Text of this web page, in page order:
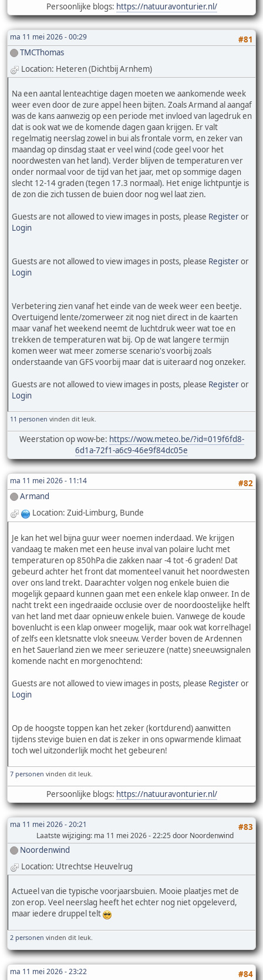
Persoonlijke blogs: https://natuuravonturier.nl/
ma 11 mei 2026 - 00:29
#81
TMCThomas
Location: Heteren (Dichtbij Arnhem)
Na een aantal lenteachtige dagen moeten we aankomende week
weer even door de zure appel heen bijten. Zoals Armand al aangaf
was de kans aanwezig op een periode met invloed van lagedruk en
dat is ook wat we de komende dagen gaan krijgen. Er valt
regelmatig neerslag zowel in bui als frontale vorm, en zeker van
maandag op dinsdag staat er veel wind (code geel voor het
noordwesten van het land). Verder blijven de temperaturen ver
onder normaal voor de tijd van het jaar, met op sommige dagen
slecht 12-14 graden (tegen 17.3 normaal). Het enige lichtpuntje is
de zon die zich tussen de buien door nog wel laat zien.
Guests are not allowed to view images in posts, please Registeror
Login
Guests are not allowed to view images in posts, please Registeror
Login
Verbetering zien vanaf het einde van de week weer een beetje.
Overtuigend lente/zomerweer zit nog niet direct in de kaarten
maar vanaf het weekend neemt de luchtdruk weer wat toe en
trekken de temperaturen wat bij. Op de wat langere termijn
komen weer wat meer zomerse scenario's voorbij zoals
onderstaande van GFS voorbij maar dat is uiteraard nog onzeker.
Guests are not allowed to view images in posts, please Registeror
Login
11 personen vinden dit leuk.
Weerstation op wow-be: https://wow.meteo.be/?id=019f6fd8-
6d1a-72f1-a6c9-46e9f84dc05e
ma 11 mei 2026 - 11:14
#82
Armand
Location: Zuid-Limburg, Bunde
Je kan het wel bijna guur weer noemen inderdaad. We krijgen
vandaag te maken met een heuse inval van polaire lucht met
temperaturen op 850hPa die zakken naar -4 tot -6 graden! Dat
gebeurd achter het front dat momenteel vanuit het noordwesten
over ons land trekt. Daarachter volgen nog enkele buien die
mogelijk gepaard kunnen gaan met een enkele klap onweer. In de
nacht trekt een ingedraaide occlusie over de noordoostelijke helft
van het land met daar opnieuw enkele buien. Vanwege de koude
bovenlucht is een klap onweer mogelijk, maar ook wat korrelhagel
of zelfs een kletsnatte vlok sneeuw. Verder boven de Ardennen
en het Sauerland zien we meer serieuzere (natte) sneeuwsignalen
komende nacht en morgenochtend:
Guests are not allowed to view images in posts, please Registeror
Login
Op de hoogste toppen kan het zeker (kortdurend) aanwitten
tijdens stevige buien en dat is zeker in ons opwarmende klimaat
toch wel uitzonderlijk mocht het gebeuren!
7 personen vinden dit leuk.
Persoonlijke blogs: https://natuuravonturier.nl/
ma 11 mei 2026 - 20:21 #83
Laatste wijziging: ma 11 mei 2026 - 22:25 door Noordenwind
Noordenwind
Location: Utrechtse Heuvelrug
Actueel van die typische voorjaarsbuien. Mooie plaatjes met de
zon erop. Veel neerslag heeft het echter nog niet opgeleverd,
maar iedere druppel telt
2 personen vinden dit leuk.
ma 11 mei 2026 - 23:22 #84